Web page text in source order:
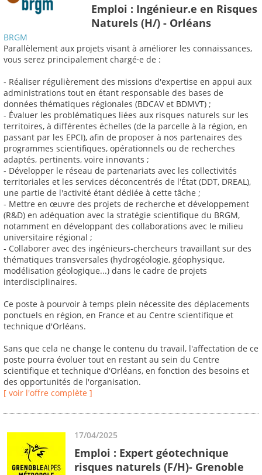
Emploi : Ingénieur.e en Risques
Naturels (H/) - Orléans
BRGM
Parallèlement aux projets visant à améliorer les connaissances,
vous serez principalement chargé·e de :
- Réaliser régulièrement des missions d'expertise en appui aux
administrations tout en étant responsable des bases de
données thématiques régionales (BDCAV et BDMVT) ;
- Évaluer les problématiques liées aux risques naturels sur les
territoires, à différentes échelles (de la parcelle à la région, en
passant par les EPCI), afin de proposer à nos partenaires des
programmes scientifiques, opérationnels ou de recherches
adaptés, pertinents, voire innovants ;
- Développer le réseau de partenariats avec les collectivités
territoriales et les services déconcentrés de l'État (DDT, DREAL),
une partie de l'activité étant dédiée à cette tâche ;
- Mettre en œuvre des projets de recherche et développement
(R&D) en adéquation avec la stratégie scientifique du BRGM,
notamment en développant des collaborations avec le milieu
universitaire régional ;
- Collaborer avec des ingénieurs-chercheurs travaillant sur des
thématiques transversales (hydrogéologie, géophysique,
modélisation géologique...) dans le cadre de projets
interdisciplinaires.
Ce poste à pourvoir à temps plein nécessite des déplacements
ponctuels en région, en France et au Centre scientifique et
technique d'Orléans.
Sans que cela ne change le contenu du travail, l'affectation de ce
poste pourra évoluer tout en restant au sein du Centre
scientifique et technique d'Orléans, en fonction des besoins et
des opportunités de l'organisation.
[ voir l'offre complète ]
17/04/2025
Emploi : Expert géotechnique
risques naturels (F/H)- Grenoble